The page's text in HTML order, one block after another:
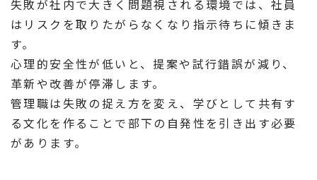
失敗が社内で大きく問題視される環境では、社員
はリスクを取りたがらなくなり指示待ちに傾きま
す。
心理的安全性が低いと、提案や試行錯誤が減り、
革新や改善が停滞します。
管理職は失敗の捉え方を変え、学びとして共有す
る文化を作ることで部下の自発性を引き出す必要
があります。